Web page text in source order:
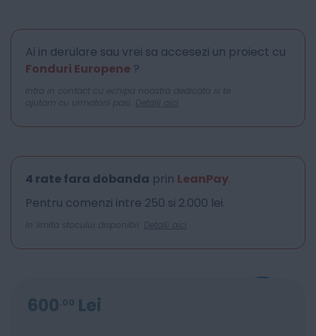
Ai in derulare sau vrei sa accesezi un proiect cu
Fonduri Europene ?
Intra in contact cu echipa noastra dedicata si te
ajutam cu urmatorii pasi. Detalii aici
4 rate fara dobanda prin LeanPay.
Pentru comenzi intre 250 si 2.000 lei.
In limita stocului disponibil. Detalii aici
600 00 Lei